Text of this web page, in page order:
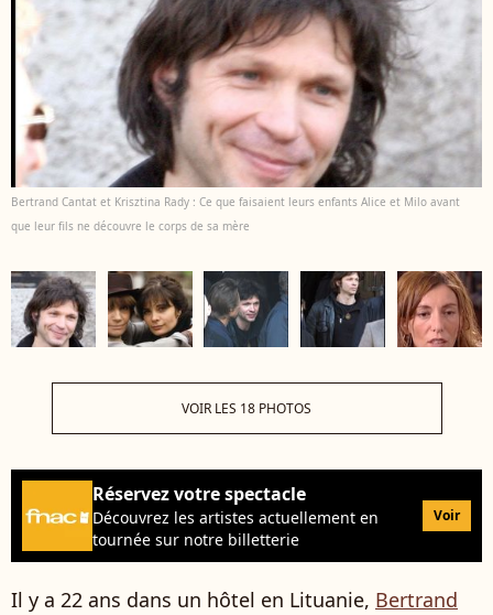
Bertrand Cantat et Krisztina Rady : Ce que faisaient leurs enfants Alice et Milo avant
que leur fils ne découvre le corps de sa mère
VOIR LES 18 PHOTOS
Réservez votre spectacle
Découvrez les artistes actuellement en
tournée sur notre billetterie
Voir
Il y a 22 ans dans un hôtel en Lituanie, Bertrand